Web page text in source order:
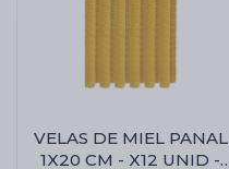
VELAS DE MIEL PANAL
1X20 CM - X12 UNID -